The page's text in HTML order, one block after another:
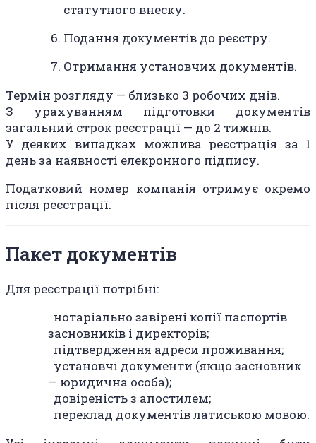
статутного внеску.
Подання документів до реєстру.
Отримання установчих документів.
Термін розгляду — близько 3 робочих днів.
З урахуванням підготовки документів
загальний строк реєстрації — до 2 тижнів.
У деяких випадках можлива реєстрація за 1
день за наявності елекронного підпису.
Податковий номер компанія отримує окремо
після реєстрації.
Пакет документів
Для реєстрації потрібні:
нотаріально завірені копії паспортів
засновників і директорів;
підтвердження адреси проживання;
установчі документи (якщо засновник
— юридична особа);
довіреність з апостилем;
переклад документів латиською мовою.